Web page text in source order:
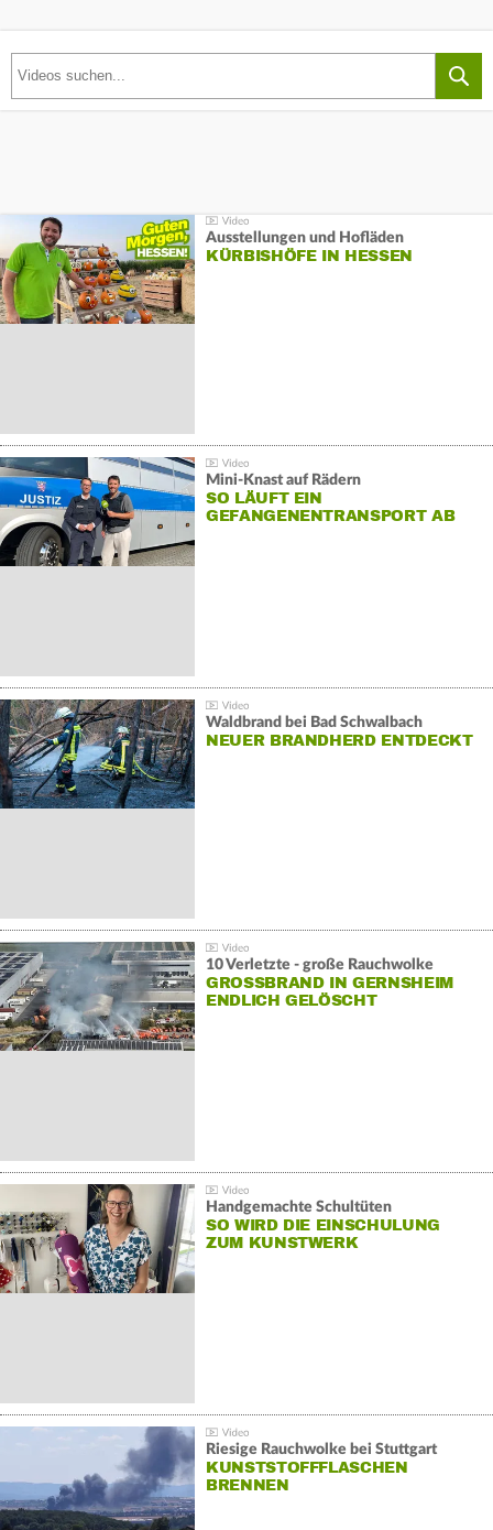
Ausstellungen und Hofläden
KÜRBISHÖFE IN HESSEN
Mini-Knast auf Rädern
SO LÄUFT EIN
GEFANGENENTRANSPORT AB
Waldbrand bei Bad Schwalbach
NEUER BRANDHERD ENTDECKT
10 Verletzte - große Rauchwolke
GROSSBRAND IN GERNSHEIM E
NDLICH GELÖSCHT
Handgemachte Schultüten
SO WIRD DIE EINSCHULUNG
ZUM KUNSTWERK
Riesige Rauchwolke bei Stuttgart
KUNSTSTOFFFLASCHEN
BRENNEN